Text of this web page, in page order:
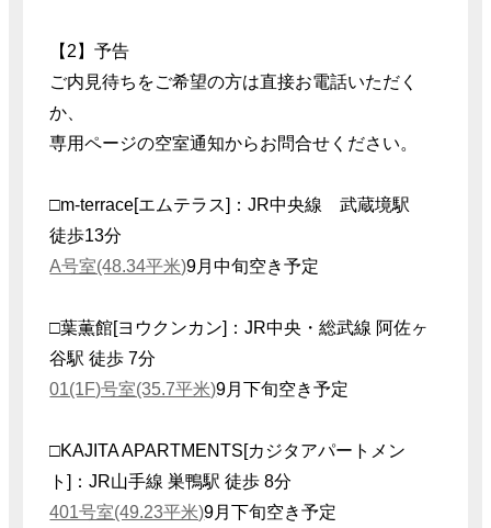
【2】予告
ご内見待ちをご希望の方は直接お電話いただく
か、
専用ページの空室通知からお問合せください。
□m-terrace[エムテラス]：JR中央線 武蔵境駅
徒歩13分
A号室(48.34平米)9月中旬空き予定
□葉薫館[ヨウクンカン]：JR中央・総武線 阿佐ヶ
谷駅 徒歩 7分
01(1F)号室(35.7平米)9月下旬空き予定
□KAJITA APARTMENTS[カジタアパートメン
ト]：JR山手線 巣鴨駅 徒歩 8分
401号室(49.23平米)9月下旬空き予定